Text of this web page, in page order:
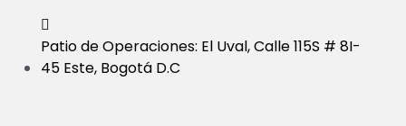
Patio de Operaciones: El Uval, Calle 115S # 8I-
45 Este, Bogotá D.C